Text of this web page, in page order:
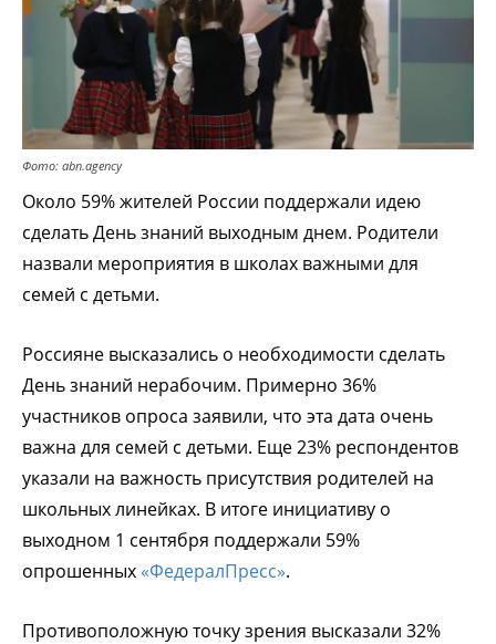
Фото: abn.agency
Около 59% жителей России поддержали идею
сделать День знаний выходным днем. Родители
назвали мероприятия в школах важными для
семей с детьми.
Россияне высказались о необходимости сделать
День знаний нерабочим. Примерно 36%
участников опроса заявили, что эта дата очень
важна для семей с детьми. Еще 23% респондентов
указали на важность присутствия родителей на
школьных линейках. В итоге инициативу о
выходном 1 сентября поддержали 59%
опрошенных «ФедералПресс».
Противоположную точку зрения высказали 32%